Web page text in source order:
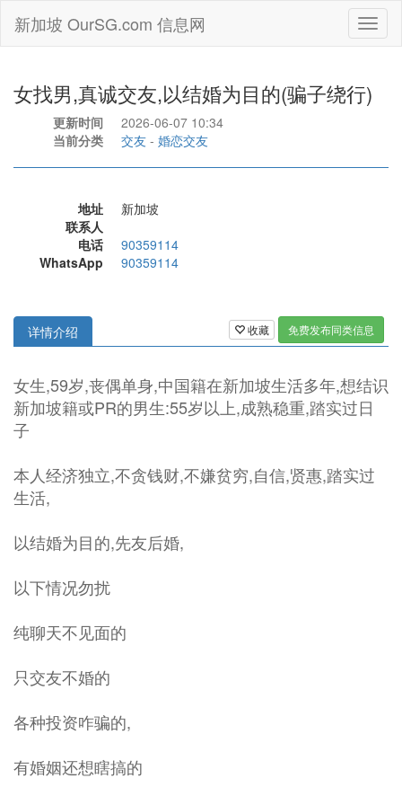
新加坡 OurSG.com 信息网
女找男,真诚交友,以结婚为目的(骗子绕行)
更新时间
2026-06-07 10:34
当前分类
交友 - 婚恋交友
地址
新加坡
联系人
电话
90359114
WhatsApp
90359114
收藏 免费发布同类信息
详情介绍
女生,59岁,丧偶单身,中国籍在新加坡生活多年,想结识
新加坡籍或PR的男生:55岁以上,成熟稳重,踏实过日
子
本人经济独立,不贪钱财,不嫌贫穷,自信,贤惠,踏实过
生活,
以结婚为目的,先友后婚,
以下情况勿扰
纯聊天不见面的
只交友不婚的
各种投资咋骗的,
有婚姻还想瞎搞的